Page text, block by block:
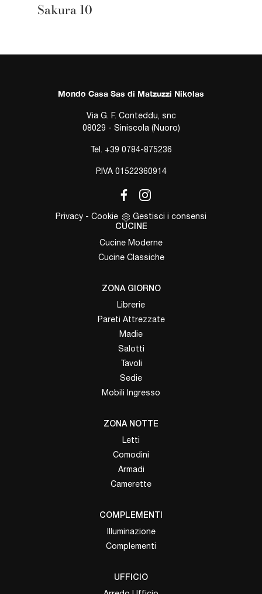
Sakura 10
Mondo Casa Sas di Matzuzzi Nikolas
Via G. F. Conteddu, snc
08029 - Siniscola (Nuoro)
Tel. +39 0784-875236
P.IVA 01522360914
Privacy - Cookie Gestisci i consensi
CUCINE
Cucine Moderne
Cucine Classiche
ZONA GIORNO
Librerie
Pareti Attrezzate
Madie
Salotti
Tavoli
Sedie
Mobili Ingresso
ZONA NOTTE
Letti
Comodini
Armadi
Camerette
COMPLEMENTI
Illuminazione
Complementi
UFFICIO